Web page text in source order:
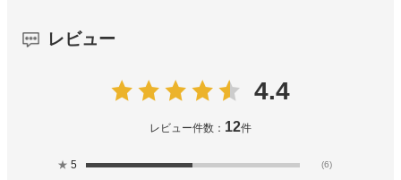
レビュー
4.4
レビュー件数： 12件
★ 5 (6)